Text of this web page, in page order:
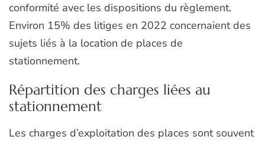
conformité avec les dispositions du règlement.
Environ 15% des litiges en 2022 concernaient des
sujets liés à la location de places de
stationnement.
Répartition des charges liées au
stationnement
Les charges d’exploitation des places sont souvent